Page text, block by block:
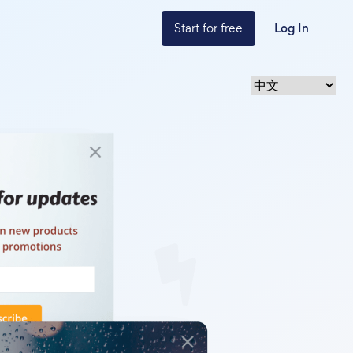
Start for free Log In